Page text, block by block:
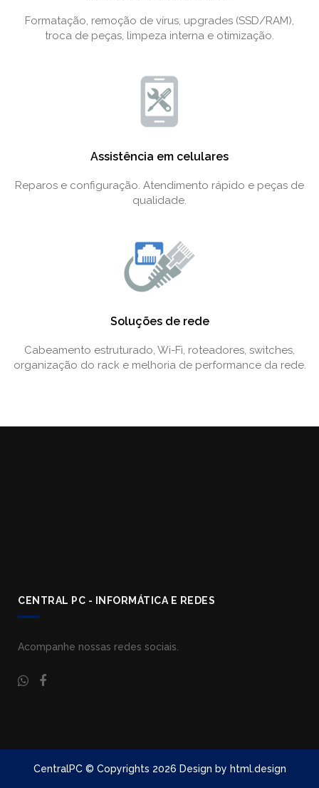
Formatação, remoção de vírus, upgrades (SSD/RAM),
troca de peças, limpeza interna e otimização.
Assistência em celulares
Reparos e configuração. Atendimento rápido e peças de
qualidade.
Soluções de rede
Cabeamento estruturado, Wi-Fi, roteadores, switches,
organização do rack e melhoria de performance da rede.
CENTRAL PC - INFORMÁTICA E REDES
Acompanhe nossas redes sociais.
CentralPC © Copyrights 2026 Design by html.design